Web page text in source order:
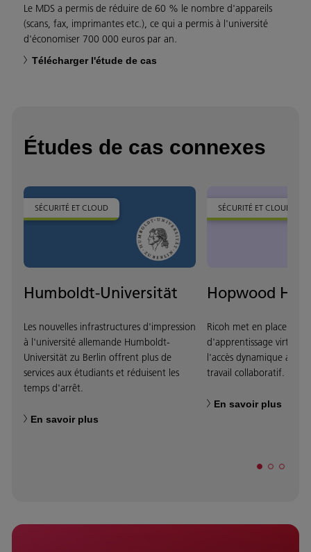
Le MDS a permis de réduire de 60 % le nombre d'appareils
(scans, fax, imprimantes etc.), ce qui a permis à l'université
d'économiser 700 000 euros par an.
Télécharger l'étude de cas
Études de cas connexes
SÉCURITÉ ET CLOUD
Humboldt-Universität
Les nouvelles infrastructures d'impression
à l'université allemande Humboldt-
Universität zu Berlin offrent plus de
services aux étudiants et réduisent les
temps d'arrêt.
En savoir plus
SÉCURITÉ ET CLOUD
Hopwood Hall
Ricoh met en place un
d'apprentissage
l'accès dynamique aux
travail collaboratif.
En savoir plus